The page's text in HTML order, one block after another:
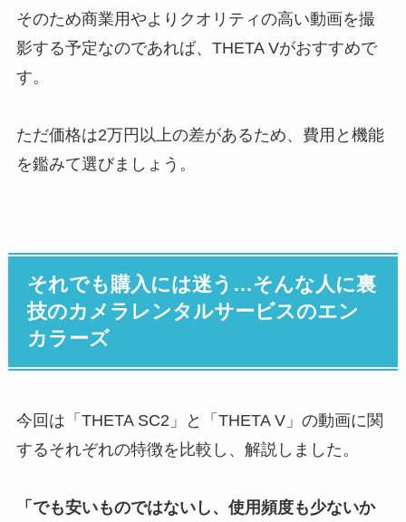
そのため商業用やよりクオリティの高い動画を撮
影する予定なのであれば、THETA Vがおすすめで
す。
ただ価格は2万円以上の差があるため、費用と機能
を鑑みて選びましょう。
それでも購入には迷う…そんな人に裏
技のカメラレンタルサービスのエン
カラーズ
今回は「THETA SC2」と「THETA V」の動画に関
するそれぞれの特徴を比較し、解説しました。
「でも安いものではないし、使用頻度も少ないか